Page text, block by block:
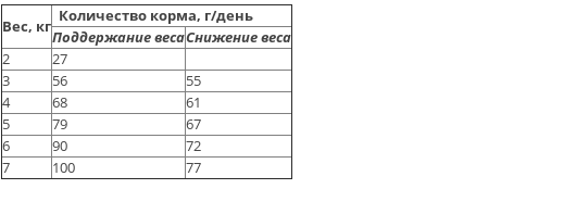
Вес, кг
Количество корма, г/день
Поддержание весаСнижение веса
2
27
3
56
55
4
68
61
5
79
67
6
90
72
7
100 77